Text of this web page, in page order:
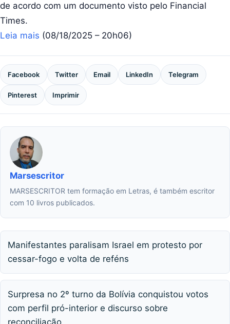
de acordo com um documento visto pelo Financial
Times.
Leia mais (08/18/2025 – 20h06)
Facebook Twitter Email LinkedIn Telegram
Pinterest Imprimir
Marsescritor
MARSESCRITOR tem formação em Letras, é também escritor
com 10 livros publicados.
Manifestantes paralisam Israel em protesto por
cessar-fogo e volta de reféns
Surpresa no 2º turno da Bolívia conquistou votos
com perfil pró-interior e discurso sobre
reconciliação